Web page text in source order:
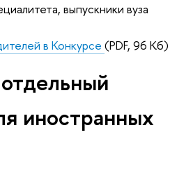
выпускники вуза
в Конкурсе (PDF, 96 Кб)
иностранных